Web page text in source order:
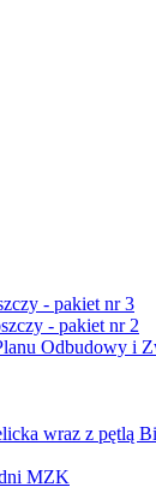
- pakiet nr 3
- pakiet nr 2
Odbudowy i
wraz z pętlą
MZK